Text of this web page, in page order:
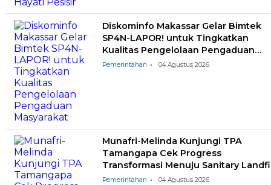
Diskominfo Makassar Gelar Bimtek
SP4N-LAPOR! untuk Tingkatkan
Kualitas Pengelolaan Pengaduan
Masyarakat
Pemerintahan 04 Agustus 2026
Munafri-Melinda Kunjungi TPA
Tamangapa Cek Progress
Transformasi Menuju Sanitary
Pemerintahan 04 Agustus 2026